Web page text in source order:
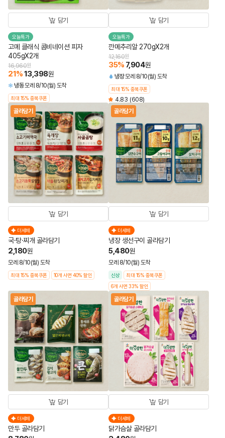
담기
오늘특가
고메 클래식 콤비네이션 피자
405gX2개
16,960원
21%13,398원
냉동모레 8/10(월) 도착
최대 15% 중복쿠폰
담기
오늘특가
깐메추리알 270gX2개
12,160원
35% 7,904원
냉장모레 8/10(월) 도착
최대 15% 중복쿠폰
4.83 (608)
골라담기
담기
더세페
국·탕·찌개 골라담기
2,180원
모레 8/10(월) 도착
최대 15% 중복쿠폰 10개 사면 40% 할인
골라담기
담기
더세페
냉장 생선구이 골라담기
5,480원
모레 8/10(월) 도착
신상
최대 15% 중복쿠폰
6개 사면 33% 할인
골라담기
담기
더세페
만두 골라담기
골라담기
담기
더세페
닭가슴살 골라담기